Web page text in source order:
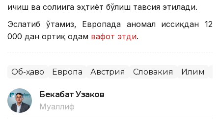
ичиш ва соғлиғига эҳтиёт бўлиш тавсия этилади.
Эслатиб ўтамиз, Европада аномал иссиқдан 12
000 дан ортиқ одам вафот этди.
Об-ҳаво Европа Австрия Словакия Иқлим
Бекабат Узаков
Муаллиф